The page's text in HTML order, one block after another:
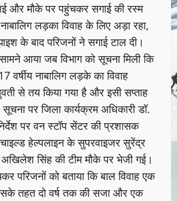
और मौके पर पहुंचकर सगाई की रस्म
लड़का विवाह के लिए अड़ा रहा,
के बाद परिजनों ने सगाई टाल दी।
आया जब विभाग को सूचना मिली कि
वर्षीय नाबालिग लड़के का विवाह
से तय किया गया है और इसी सप्ताह
पर जिला कार्यक्रम अधिकारी डॉ.
पर वन स्टॉप सेंटर की प्रशासक
हेल्पलाइन के सुपरवाइजर सुरेंद्र
सिंह की टीम मौके पर भेजी गई।
परिजनों को बताया कि बाल विवाह एक
तहत दो वर्ष तक की सजा और एक